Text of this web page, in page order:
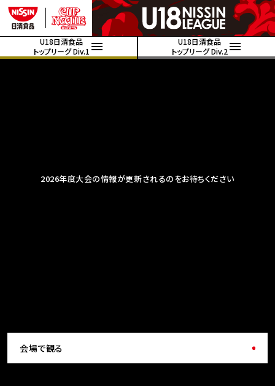
U18日清食品
トップリーグ Div.1
U18日清食品
トップリーグ Div.2
2026年度大会の情報が更新されるのをお待ちください
会場で観る